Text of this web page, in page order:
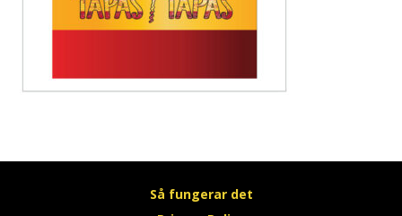
Så fungerar det